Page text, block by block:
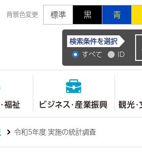
背景色変更 標準 黒 青
常陸大宮市公式ホ
検索条件を選択
すべて
ID
福祉 ビジネス・産業振興 観光
令和5年度 実施の統計調査